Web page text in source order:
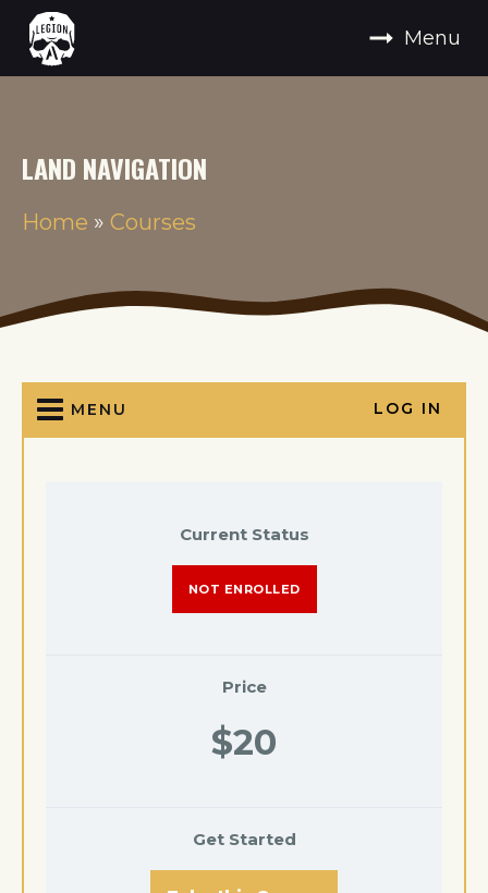
Menu
LAND NAVIGATION
Home » Courses
MENU LOG IN
Current Status
NOT ENROLLED
Price
$20
Get Started